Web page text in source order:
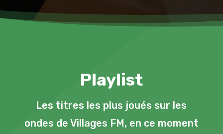
Playlist
Les titres les plus joués sur les
ondes de Villages FM, en ce moment